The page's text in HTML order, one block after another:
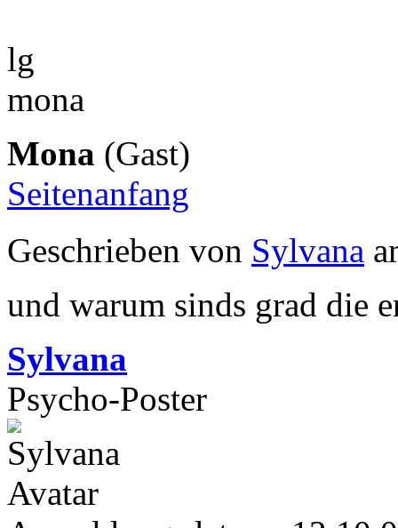
lg
mona
Mona (Gast)
Seitenanfang
Geschrieben von Sylvana
und warum sinds grad die
Sylvana
Psycho-Poster